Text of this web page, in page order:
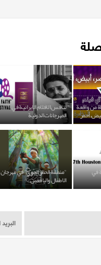
من واقعة
أحمر"
تنافس الافلام الايرانية في
المهرجانات الدولية
في "منطقة الحظر الجوي" في مهرجان
الاطفال واليافعين